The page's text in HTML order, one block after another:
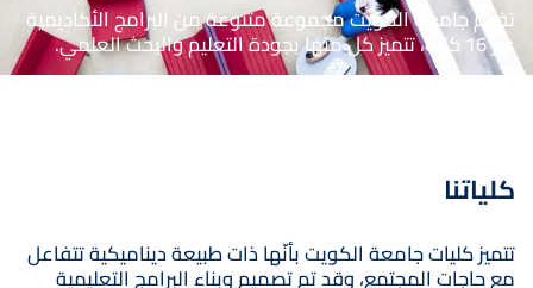
تقدم جامعة الكويت مجموعة متنوعة من البرامج الأكاديمية
عبر 16 كلية، تتميز كل منها بجودة التعليم والبحث العلمي.
كلياتنا
تتميز كليات جامعة الكويت بأنّها ذات طبيعة ديناميكية تتفاعل
مع حاجات المجتمع، وقد تم تصميم وبناء البرامج التعليمية